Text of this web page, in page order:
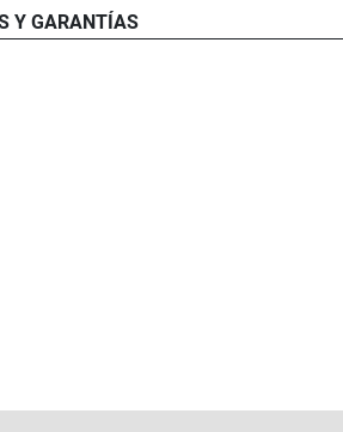
Y GARANTÍAS